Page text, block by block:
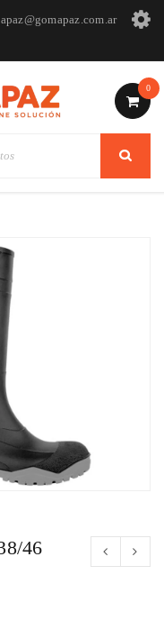
0
46